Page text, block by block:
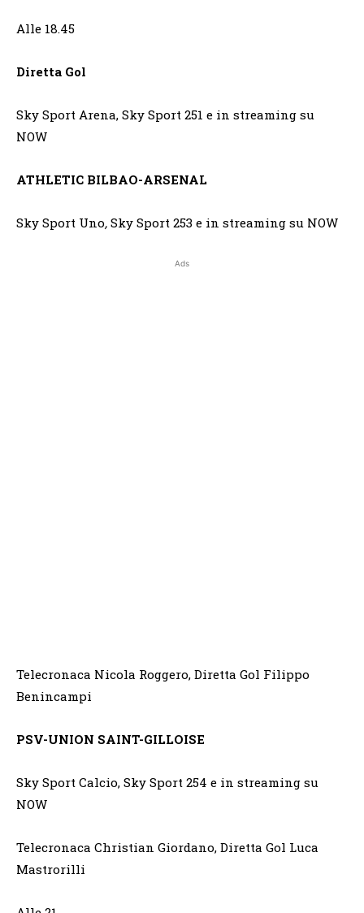
Alle 18.45
Diretta Gol
Sky Sport Arena, Sky Sport 251 e in streaming su
NOW
ATHLETIC BILBAO-ARSENAL
Sky Sport Uno, Sky Sport 253 e in streaming su NOW
Ads
Telecronaca Nicola Roggero, Diretta Gol Filippo
Benincampi
PSV-UNION SAINT-GILLOISE
Sky Sport Calcio, Sky Sport 254 e in streaming su
NOW
Telecronaca Christian Giordano, Diretta Gol Luca
Mastrorilli